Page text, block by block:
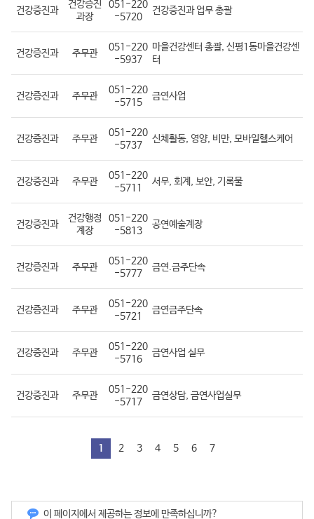
건강증진과
건강증진
과장
051-220
-5720
건강증진과 업무 총괄
건강증진과 주무관
051-220
-5937
마을건강센터 총괄, 신평1동마을건강센
터
건강증진과 주무관
051-220
-5715
금연사업
건강증진과 주무관
051-220
-5737
신체활동, 영양, 비만, 모바일헬스케어
건강증진과 주무관
051-220
-5711
서무, 회계, 보안, 기록물
건강증진과
건강행정
계장
051-220
-5813
공연예술계장
건강증진과 주무관
051-220
-5777
금연.금주단속
건강증진과 주무관
051-220
-5721
금연금주단속
건강증진과 주무관
051-220
-5716
금연사업 실무
건강증진과 주무관
051-220
-5717
금연상담, 금연사업실무
1 2 3 4 5 6 7
이 페이지에서 제공하는 정보에 만족하십니까?